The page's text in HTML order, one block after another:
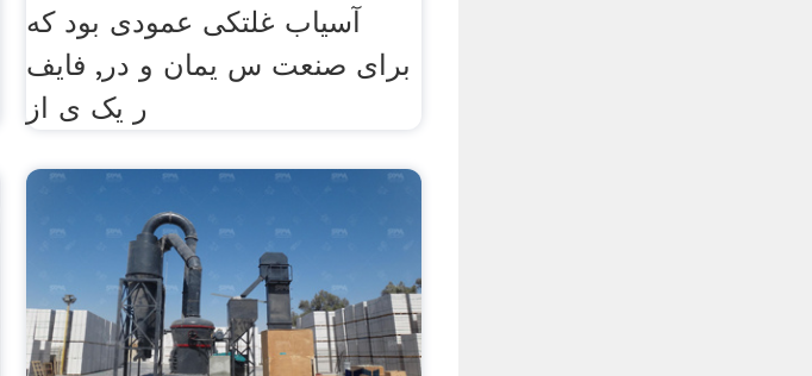
آسیاب غلتکی عمودی بود که
برای صنعت س یمان و در, فایف
ر یک ی از